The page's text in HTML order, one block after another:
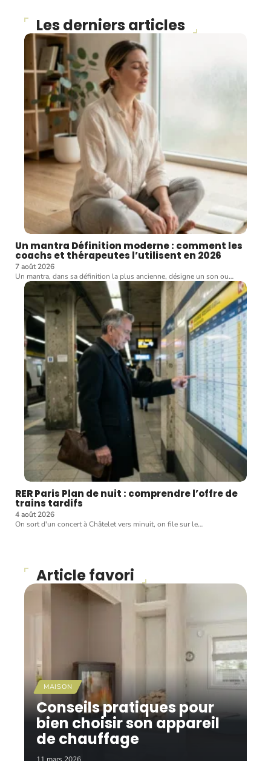
Les derniers articles
Un mantra Définition moderne : comment les
coachs et thérapeutes l’utilisent en 2026
7 août 2026
Un mantra, dans sa définition la plus ancienne, désigne un son ou…
RER Paris Plan de nuit : comprendre l’offre de
trains tardifs
4 août 2026
On sort d'un concert à Châtelet vers minuit, on file sur le…
Article favori
MAISON
Conseils pratiques pour
bien choisir son appareil
de chauffage